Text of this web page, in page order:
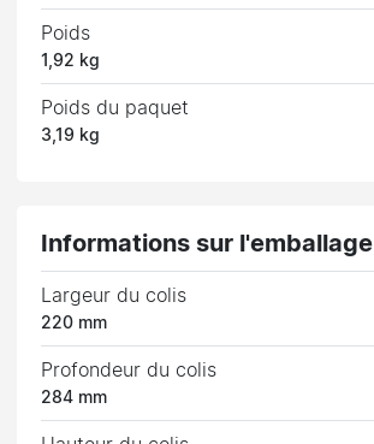
Poids
1,92 kg
Poids du paquet
3,19 kg
Informations sur l'emballage
Largeur du colis
220 mm
Profondeur du colis
284 mm